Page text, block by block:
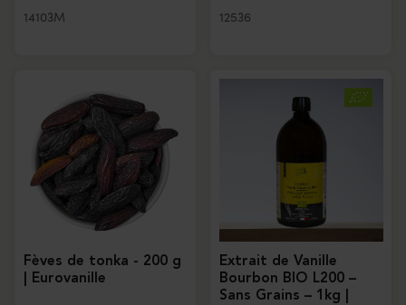
14103M 12536
Fèves de tonka - 200 g
| Eurovanille
Extrait de Vanille
Bourbon BIO L200 –
Sans Grains – 1kg |